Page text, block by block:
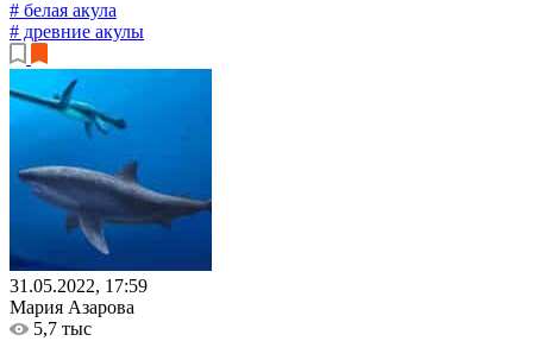
# белая акула
# древние акулы
31.05.2022, 17:59
Мария Азарова
5,7 тыс